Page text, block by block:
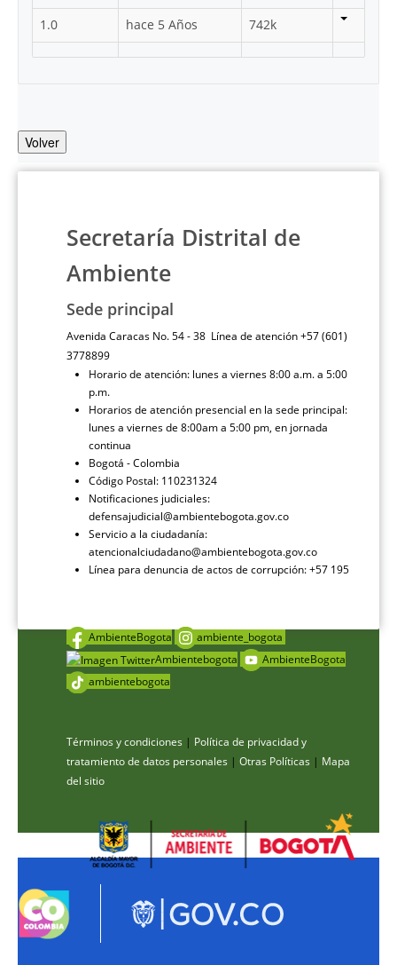
1.0
hace 5 Años 742k
Volver
Secretaría Distrital de
Ambiente
Sede principal
Avenida Caracas No. 54 - 38 Línea de atención +57 (601)
3778899
Horario de atención: lunes a viernes 8:00 a.m. a 5:00
p.m.
Horarios de atención presencial en la sede principal:
lunes a viernes de 8:00am a 5:00 pm, en jornada
continua
Bogotá - Colombia
Código Postal: 110231324
Notificaciones judiciales:
defensajudicial@ambientebogota.gov.co
Servicio a la ciudadanía:
atencionalciudadano@ambientebogota.gov.co
Línea para denuncia de actos de corrupción: +57 195
AmbienteBogota
ambiente_bogota
Ambientebogota
AmbienteBogota
ambientebogota
Términos y condiciones | Política de privacidad y
tratamiento de datos personales | Otras Políticas | Mapa
del sitio